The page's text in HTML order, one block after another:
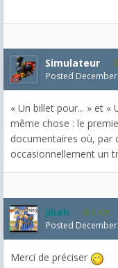
Simulateur
Posted
« Un billet pour... » et «
même chose : le
documentaires où, par
occasionnellement un
jibeh 5,475
Posted
Merci de préciser